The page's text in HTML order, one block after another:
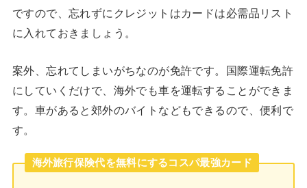
ですので、忘れずにクレジットはカードは必需品リスト
に入れておきましょう。
案外、忘れてしまいがちなのが免許です。国際運転免許
にしていくだけで、海外でも車を運転することができま
す。車があると郊外のバイトなどもできるので、便利で
す。
海外旅行保険代を無料にするコスパ最強カード